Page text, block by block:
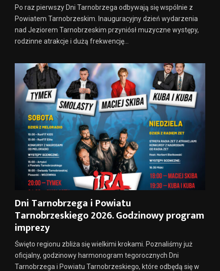
Po raz pierwszy Dni Tarnobrzega odbywają się wspólnie z
Powiatem Tarnobrzeskim. Inauguracyjny dzień wydarzenia
nad Jeziorem Tarnobrzeskim przyniósł muzyczne występy,
rodzinne atrakcje i dużą frekwencję...
Dni Tarnobrzega i Powiatu
Tarnobrzeskiego 2026. Godzinowy program
imprezy
Święto regionu zbliża się wielkimi krokami. Poznaliśmy już
oficjalny, godzinowy harmonogram tegorocznych Dni
Tarnobrzega i Powiatu Tarnobrzeskiego, które odbędą się w